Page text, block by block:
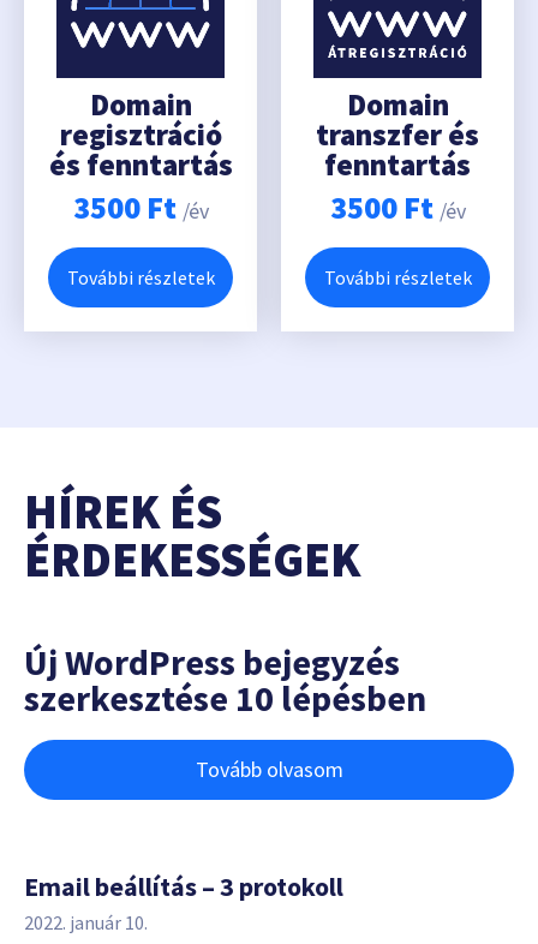
Domain
regisztráció
és fenntartás
3500 Ft /év
További részletek
Domain
transzfer és
fenntartás
3500 Ft /év
További részletek
HÍREK ÉS
ÉRDEKESSÉGEK
Új WordPress bejegyzés
szerkesztése 10 lépésben
Tovább olvasom
Email beállítás – 3 protokoll
2022. január 10.